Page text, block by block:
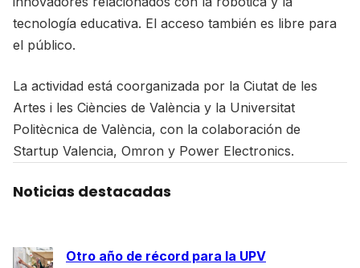
tecnología educativa. El acceso también es libre para
el público.
La actividad está coorganizada por la Ciutat de les
Artes i les Ciències de València y la Universitat
Politècnica de València, con la colaboración de
Startup Valencia, Omron y Power Electronics.
Noticias destacadas
Otro año de récord para la UPV